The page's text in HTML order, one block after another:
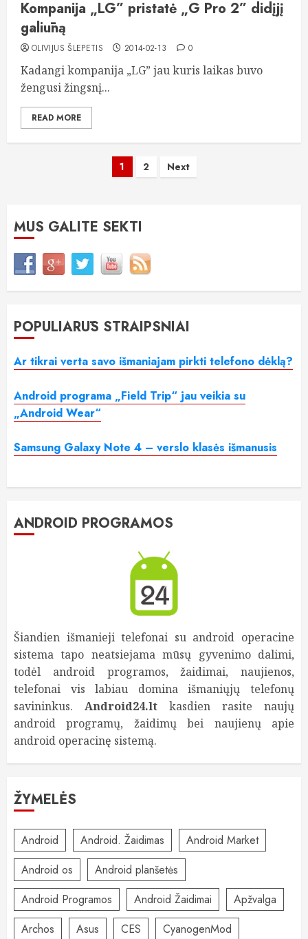
Kompanija „LG” pristatė „G Pro 2” didįjį
galiūną
OLIVIJUS ŠLEPETIS 2014-02-13 0
Kadangi kompanija „LG” jau kuris laikas buvo
žengusi žingsnį...
READ MORE
Įrašų
1 2 Next
MUS GALITE SEKTI
POPULIARŪS STRAIPSNIAI
Ar tikrai verta savo išmaniajam pirkti telefono dėklą?
Android programa „Field Trip“ jau veikia su
„Android Wear“
Samsung Galaxy Note 4 – verslo klasės išmanusis
ANDROID PROGRAMOS
Šiandien išmanieji telefonai su android operacine
sistema tapo neatsiejama mūsų gyvenimo dalimi,
todėl android programos, žaidimai, naujienos,
telefonai vis labiau domina išmaniųjų telefonų
savininkus. Android24.lt kasdien rasite naujų
android programų, žaidimų bei naujienų apie
android operacinę sistemą.
ŽYMELĖS
Android Android. Žaidimas
Android Market
Android os
Android planšetės
Android Programos
Android Žaidimai
Apžvalga
Archos
Asus CES
CyanogenMod